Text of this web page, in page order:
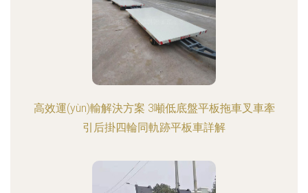
高效運(yùn)輸解決方案 3噸低底盤平板拖車叉車牽
引后掛四輪同軌跡平板車詳解